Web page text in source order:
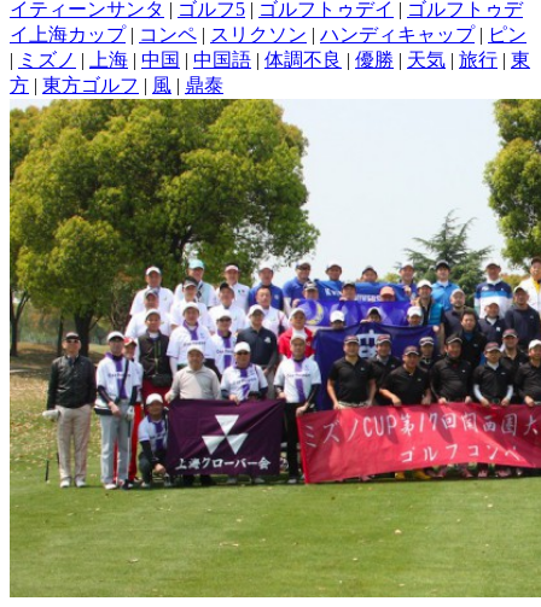
イティーンサンタ | ゴルフ5 | ゴルフトゥデイ | ゴルフトゥデ
イ上海カップ| コンペ | スリクソン | ハンディキャップ| ピン
| ミズノ | 上海 | 中国 | 中国語 | 体調不良 | 優勝 | 天気 | 旅行 | 東
方 | 東方ゴルフ | 風 | 鼎泰